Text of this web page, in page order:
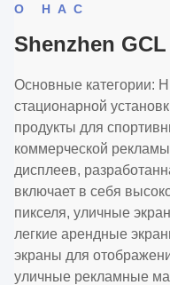
О НАС
Shenzhen
Основные категории:
стационарной
продукты для
коммерческой
дисплеев,
включает в себя
пикселя, уличные
легкие арендные
экраны для
уличные рекламные